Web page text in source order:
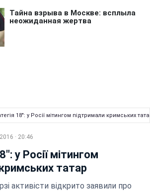
18": у Росії мітингом підтримали кримських
· 20:46
у Росії мітингом
татар
активісти відкрито заявили про